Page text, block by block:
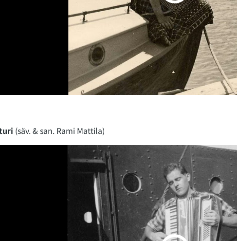
(säv. & san. Rami Mattila)